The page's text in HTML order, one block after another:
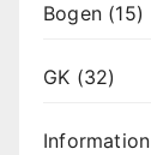
Bogen (15)
GK (32)
Information